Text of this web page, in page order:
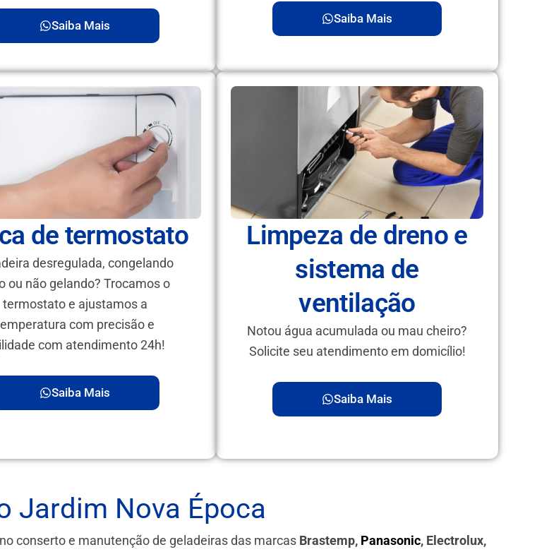
Saiba Mais Saiba Mais
de termostato
desregulada, congelando
ou não gelando? Trocamos o
termostato e ajustamos a
com precisão e
com atendimento 24h!
Saiba Mais
Limpeza de dreno e
sistema de
ventilação
Notou água acumulada ou mau cheiro?
Solicite seu atendimento em domicílio!
Saiba Mais
Jardim Nova Época
conserto e manutenção de geladeiras das marcas Brastemp, Panasonic, Electrolux,